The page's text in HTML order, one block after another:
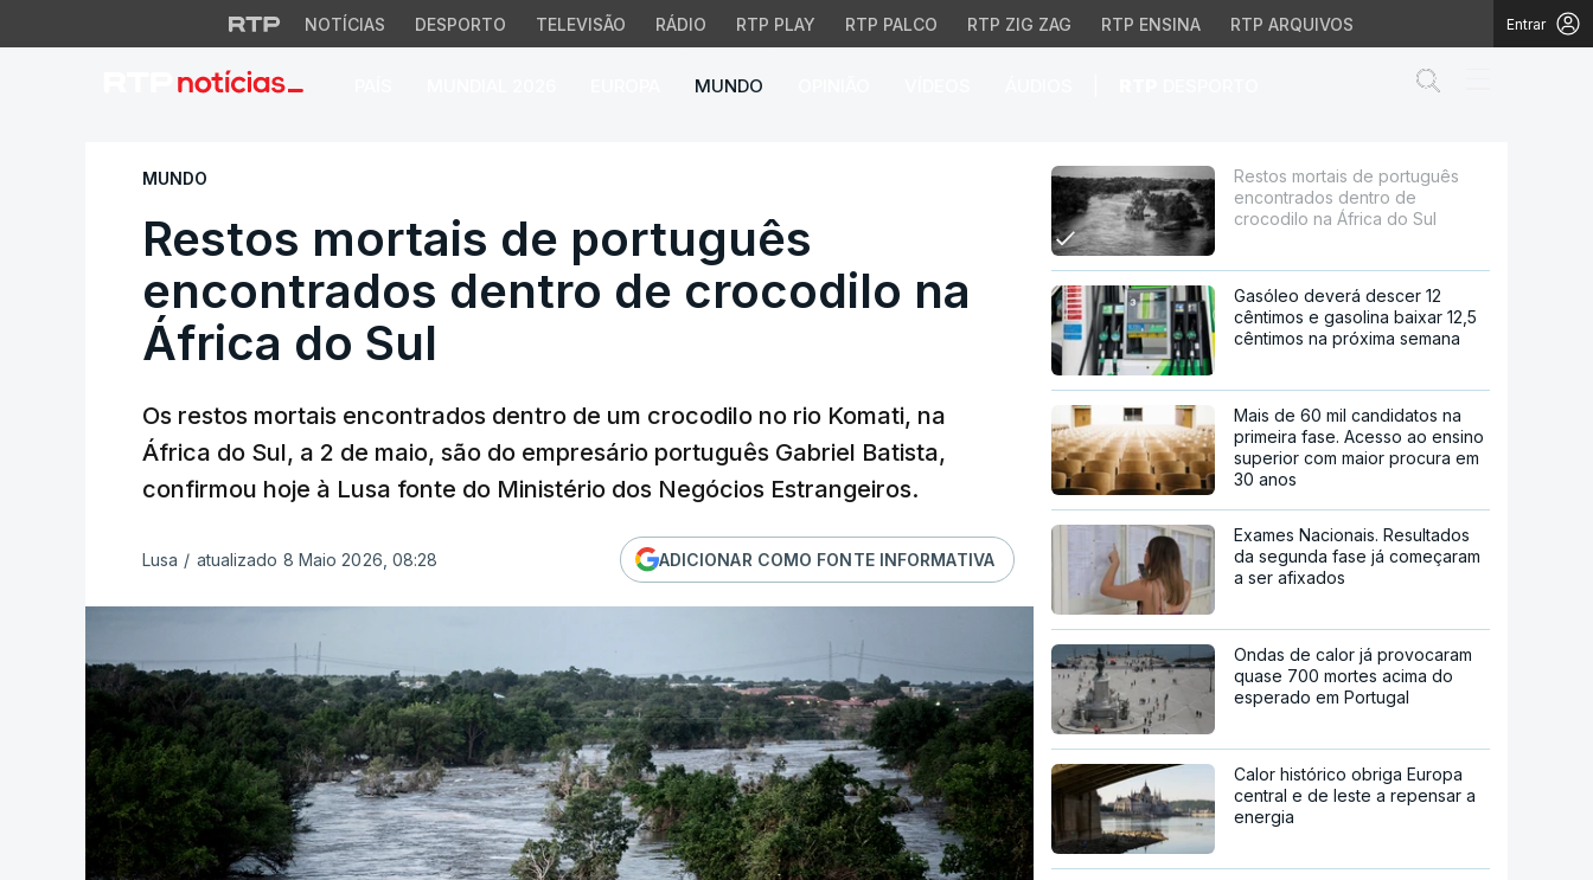
NOTÍCIAS DESPORTO TELEVISÃO RÁDIO RTP PLAY RTP PALCO RTP ZIG ZAG RTP ENSINA RTP ARQUIVOS Entrar
MUNDO
Restos mortais de português encontrados dentro de crocodilo
MUNDO
Restos mortais de português
encontrados dentro de crocodilo na
África do Sul
Os restos mortais encontrados dentro de um crocodilo no rio Komati, na
África do Sul, a 2 de maio, são do empresário português Gabriel Batista,
confirmou hoje à Lusa fonte do Ministério dos Negócios Estrangeiros.
Lusa / atualizado 8 Maio 2026, 08:28 ADICIONAR COMO FONTE INFORMATIVA
Restos mortais de português
encontrados dentro de
crocodilo na África do Sul
Gasóleo deverá descer 12
cêntimos e gasolina baixar 12,5
cêntimos na próxima semana
Mais de 60 mil candidatos na
primeira fase. Acesso ao ensino
superior com maior procura em
30 anos
Exames Nacionais. Resultados
da segunda fase já começaram
a ser afixados
Ondas de calor já provocaram
quase 700 mortes acima do
esperado em Portugal
Calor histórico obriga Europa
central e de leste a repensar a
energia